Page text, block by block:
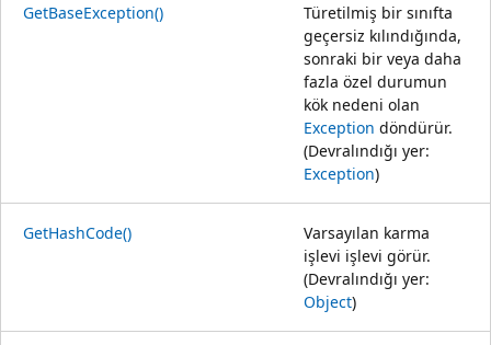
GetBaseException()
Türetilmiş bir sınıfta
geçersiz kılındığında,
sonraki bir veya daha
fazla özel durumun
kök nedeni olan
Exception döndürür.
(Devralındığı yer:
Exception)
GetHashCode()
Varsayılan karma
işlevi işlevi görür.
(Devralındığı yer:
Object)